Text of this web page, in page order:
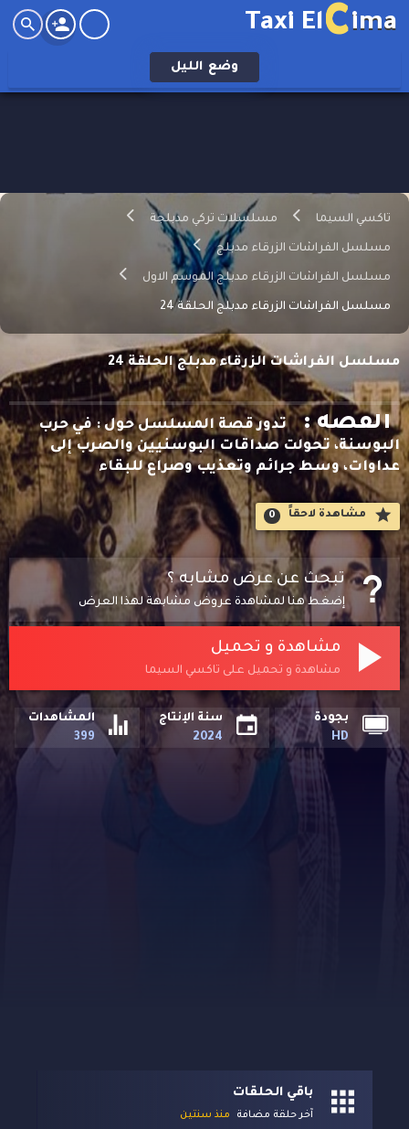
Taxi ElCima
وضع الليل
تاكسي السيما مسلسلات تركي مدبلجة
مسلسل الفراشات الزرقاء مدبلج
مسلسل الفراشات الزرقاء مدبلج الموسم الاول
مسلسل الفراشات الزرقاء مدبلج الحلقة 24
مسلسل الفراشات الزرقاء مدبلج الحلقة 24
القصه : تدور قصة المسلسل حول : في حرب
البوسنة، تحولت صداقات البوسنيين والصرب إلى
عداوات، وسط جرائم وتعذيب وصراع للبقاء
مشاهدة لاحقاََ 0
تبحث عن عرض مشابه ؟
إضغط هنا لمشاهدة عروض مشابهة لهذا العرض
مشاهدة و تحميل
مشاهدة و تحميل على تاكسي السيما
بجودة
HD
سنة الإنتاج
2024
المشاهدات
399
باقي الحلقات
آخر حلقة مضافة منذ سنتين